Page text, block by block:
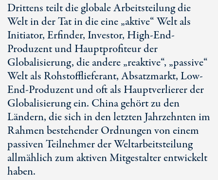
Drittens teilt die globale Arbeitsteilung die
Welt in der Tat in die eine „aktive“ Welt als
Initiator, Erfinder, Investor, High-End-
Produzent und Hauptprofiteur der
Globalisierung, die andere „reaktive“, „passive“
Welt als Rohstofflieferant, Absatzmarkt, Low-
End-Produzent und oft als Hauptverlierer der
Globalisierung ein. China gehört zu den
Ländern, die sich in den letzten Jahrzehnten im
Rahmen bestehender Ordnungen von einem
passiven Teilnehmer der Weltarbeitsteilung
allmählich zum aktiven Mitgestalter entwickelt
haben.